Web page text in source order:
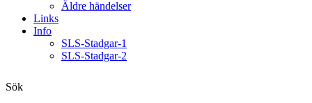
Äldre händelser
Links
Info
SLS-Stadgar-1
SLS-Stadgar-2
Sök